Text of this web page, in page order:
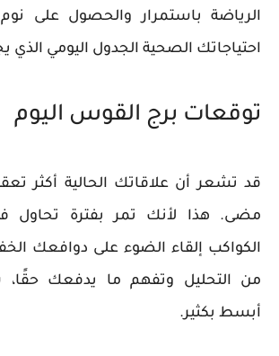
الرياضة باستمرار والحصول على نوم
احتياجاتك الصحية الجدول اليومي الذي
توقعات برج القوس اليوم
قد تشعر أن علاقاتك الحالية أكثر
مضى. هذا لأنك تمر بفترة تحاول
الكواكب إلقاء الضوء على دوافعك
من التحليل وتفهم ما يدفعك حقًا،
أبسط بكثير.